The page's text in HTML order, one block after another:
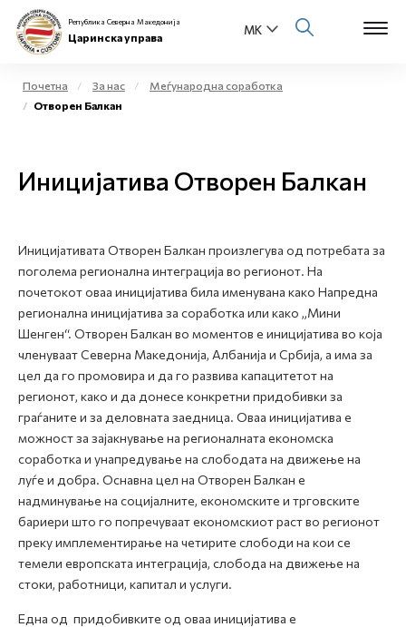
Физички лица
Open
Е-Царина
Open
Медиа центар
Контакт
Е-Весник
Република Северна Македонија
Царинска управа
Почетна За нас
Меѓународна соработка
Отворен Балкан
Иницијатива Отворен Балкан
Иницијативата Отворен Балкан произлегува од потребата за
поголема регионална интеграција во регионот. На
почетокот оваа иницијатива била именувана како Напредна
регионална иницијатива за соработка или како „Мини
Шенген“. Отворен Балкан во моментов е иницијатива во која
членуваат Северна Македонија, Албанија и Србија, а има за
цел да го промовира и да го развива капацитетот на
регионот, како и да донесе конкретни придобивки за
граѓаните и за деловната заедница. Оваа иницијатива е
можност за зајакнување на регионалната економска
соработка и унапредување на слободата на движење на
луѓе и добра. Оснавна цел на Отворен Балкан е
надминување на социјалните, економските и трговските
бариери што го попречуваат економскиот раст во регионот
преку имплементирање на четирите слободи на кои се
темели европската интеграција, слобода на движење на
стоки, работници, капитал и услуги.
Една од придобивките од оваа иницијатива e